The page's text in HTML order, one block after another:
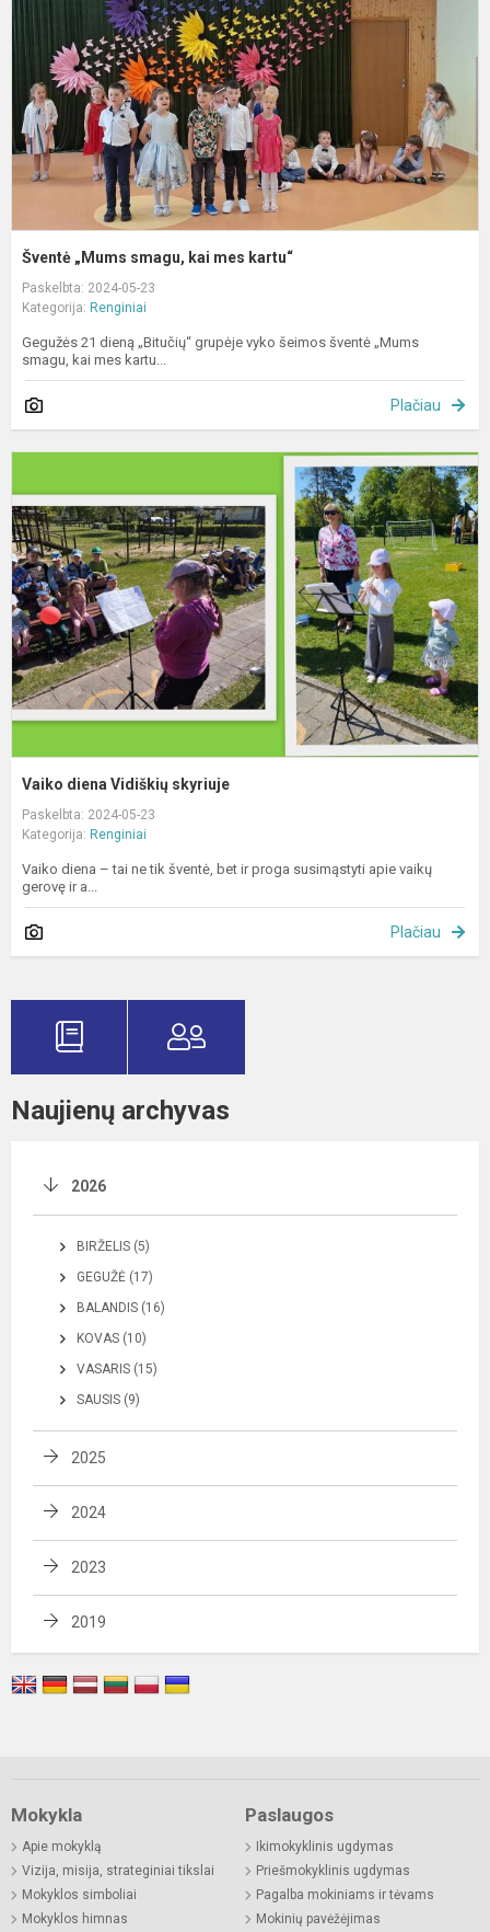
Šventė „Mums smagu, kai mes kartu“
Paskelbta: 2024-05-23
Kategorija: Renginiai
Gegužės 21 dieną „Bitučių“ grupėje vyko šeimos šventė „Mums
smagu, kai mes kartu...
Plačiau
Vaiko diena Vidiškių skyriuje
Paskelbta: 2024-05-23
Kategorija: Renginiai
Vaiko diena – tai ne tik šventė, bet ir proga susimąstyti apie vaikų
gerovę ir a...
Plačiau
Naujienų archyvas
2026
BIRŽELIS (5)
GEGUŽĖ (17)
BALANDIS (16)
KOVAS (10)
VASARIS (15)
SAUSIS (9)
2025
2024
2023
2019
Mokykla
Apie mokyklą
Vizija, misija, strateginiai tikslai
Mokyklos simboliai
Mokyklos himnas
Paslaugos
Ikimokyklinis ugdymas
Priešmokyklinis ugdymas
Pagalba mokiniams ir tėvams
Mokinių pavėžėjimas